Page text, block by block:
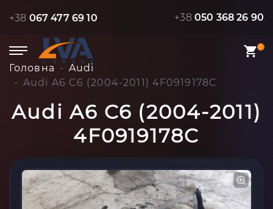
+38 067 477 69 10 +38 050 368 26 90
0
Головна
Audi
Audi A6 C6 (2004-2011) 4F0919178C
Audi A6 C6 (2004-2011)
4F0919178C